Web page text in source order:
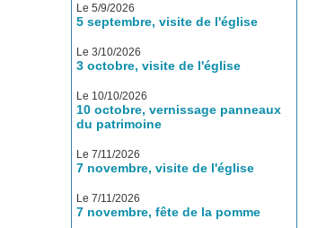
Le 5/9/2026
5 septembre, visite de l'église
Le 3/10/2026
3 octobre, visite de l'église
Le 10/10/2026
10 octobre, vernissage panneaux
du patrimoine
Le 7/11/2026
7 novembre, visite de l'église
Le 7/11/2026
7 novembre, fête de la pomme